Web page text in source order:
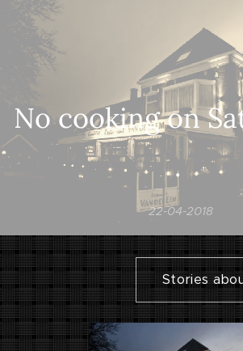
No cooking on
.
22-04-2018
Stories